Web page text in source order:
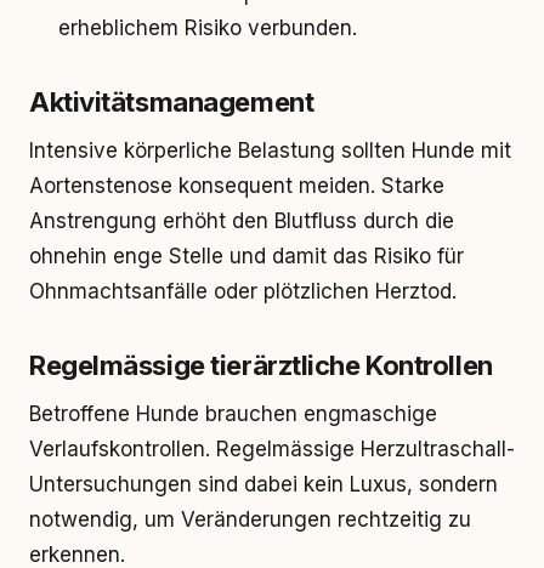
erheblichem Risiko verbunden.
Aktivitätsmanagement
Intensive körperliche Belastung sollten Hunde mit
Aortenstenose konsequent meiden. Starke
Anstrengung erhöht den Blutfluss durch die
ohnehin enge Stelle und damit das Risiko für
Ohnmachtsanfälle oder plötzlichen Herztod.
Regelmässige tierärztliche Kontrollen
Betroffene Hunde brauchen engmaschige
Verlaufskontrollen. Regelmässige Herzultraschall-
Untersuchungen sind dabei kein Luxus, sondern
notwendig, um Veränderungen rechtzeitig zu
erkennen.